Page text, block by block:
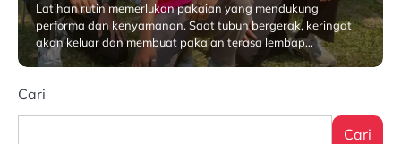
Latihan rutin memerlukan pakaian yang mendukung
performa dan kenyamanan. Saat tubuh bergerak, keringat
akan keluar dan membuat pakaian terasa lembap…
Januari 30, 2026
Cari
Cari